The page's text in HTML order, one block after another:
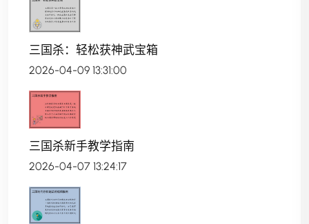
三国杀：轻松获神武宝箱
2026-04-09 13:31:00
三国杀新手教学指南
2026-04-07 13:24:17